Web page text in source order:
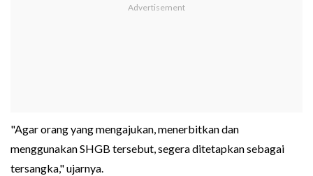
"Agar orang yang mengajukan, menerbitkan dan
menggunakan SHGB tersebut, segera ditetapkan sebagai
tersangka," ujarnya.